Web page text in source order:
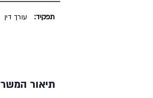
עורך דין תפקיד:
תיאור